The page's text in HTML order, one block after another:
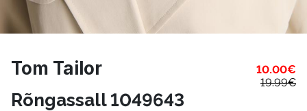
Tom Tailor 10.00€
19.99€
Rõngassall 1049643